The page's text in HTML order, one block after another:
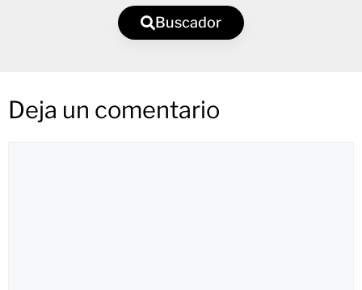
Buscador
Deja un comentario